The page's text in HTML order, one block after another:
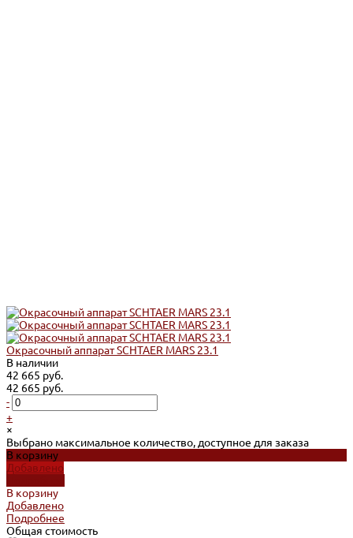
Окрасочный аппарат SCHTAER MARS 23.1
В наличии
42 665 руб.
42 665 руб.
-
+
×
Выбрано максимальное количество, доступное для заказа
В корзину
Добавлено
В корзину
Добавлено
Подробнее
Общая стоимость